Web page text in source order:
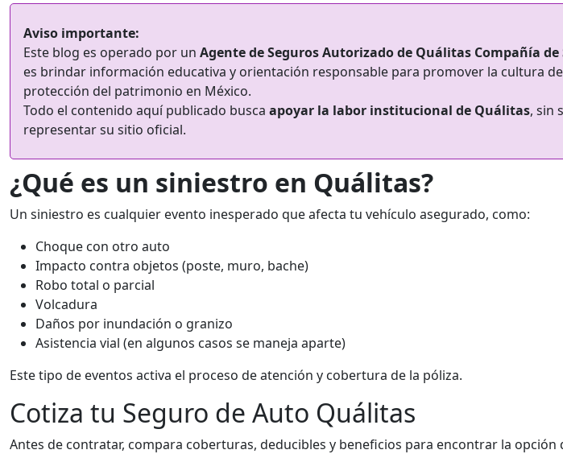
Aviso importante:
Este blog es operado por un Agente de Seguros Autorizado de Quálitas Compañía de
es brindar información educativa y orientación responsable para promover la cultura
protección del patrimonio en México.
Todo el contenido aquí publicado busca apoyar la labor institucional de Quálitas, sin
representar su sitio oficial.
¿Qué es un siniestro en Quálitas?
Un siniestro es cualquier evento inesperado que afecta tu vehículo asegurado, como:
Choque con otro auto
Impacto contra objetos (poste, muro, bache)
Robo total o parcial
Volcadura
Daños por inundación o granizo
Asistencia vial (en algunos casos se maneja aparte)
Este tipo de eventos activa el proceso de atención y cobertura de la póliza.
Cotiza tu Seguro de Auto Quálitas
Antes de contratar, compara coberturas, deducibles y beneficios para encontrar la opción